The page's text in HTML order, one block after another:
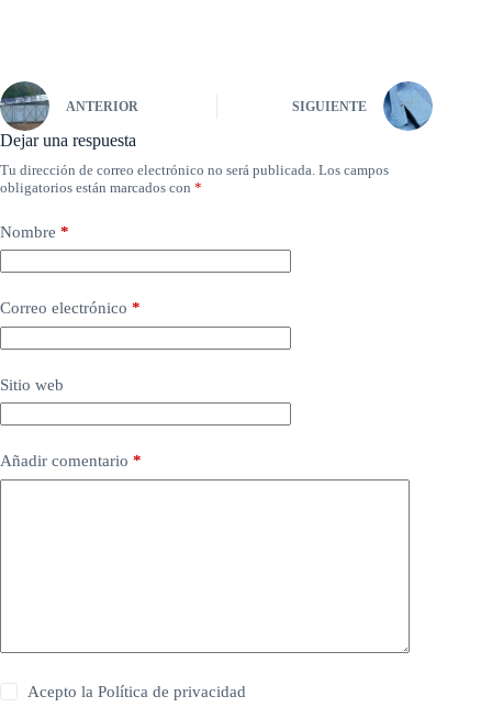
ANTERIOR SIGUIENTE
Dejar una respuesta
Tu dirección de correo electrónico no será publicada. Los campos
obligatorios están marcados con *
Nombre *
Correo electrónico *
Sitio web
Añadir comentario *
Acepto laPolítica de privacidad